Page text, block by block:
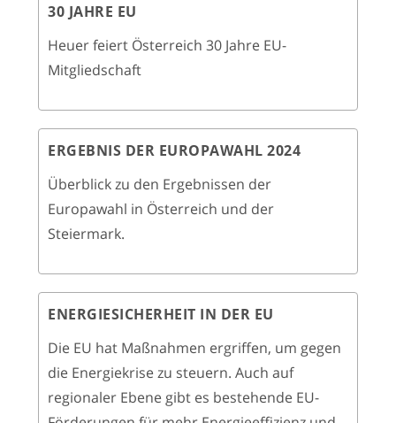
30 JAHRE EU
Heuer feiert Österreich 30 Jahre EU-
Mitgliedschaft
ERGEBNIS DER EUROPAWAHL 2024
Überblick zu den Ergebnissen der
Europawahl in Österreich und der
Steiermark.
ENERGIESICHERHEIT IN DER EU
Die EU hat Maßnahmen ergriffen, um gegen
die Energiekrise zu steuern. Auch auf
regionaler Ebene gibt es bestehende EU-